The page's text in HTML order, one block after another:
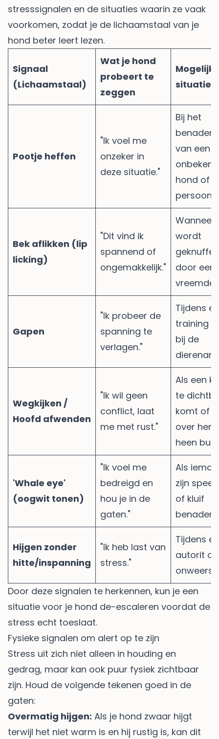
stresssignalen en de situaties waarin ze vaak
voorkomen, zodat je de lichaamstaal van je
hond beter leert lezen.
Signaal
(Lichaamstaal)
Wat je hond
probeert te
zeggen
situatie
Pootje heffen
"Ik voel me
onzeker in
deze situatie."
Bij het
van een
hond of
persoon.
Bek aflikken (lip
licking)
"Dit vind ik
spannend of
ongemakkelijk."
Wanneer
wordt
door een
vreemde.
Gapen
"Ik probeer de
spanning te
verlagen."
Tijdens
training
bij de
Wegkijken /
Hoofd afwenden
"Ik wil geen
conflict, laat
me met rust."
Als een
te dichtbij
komt of je
over hem
heen
'Whale eye'
(oogwit tonen)
"Ik voel me
bedreigd en
hou je in de
gaten."
Als
zijn
of kluif
benadert.
Hijgen zonder
hitte/inspanning
"Ik heb last van
stress."
Tijdens
autorit of
Door deze signalen te herkennen, kun je een
situatie voor je hond de-escaleren voordat de
stress echt toeslaat.
Fysieke signalen om alert op te zijn
Stress uit zich niet alleen in houding en
gedrag, maar kan ook puur fysiek zichtbaar
zijn. Houd de volgende tekenen goed in de
gaten:
Overmatig hijgen: Als je hond zwaar hijgt
terwijl het niet warm is en hij rustig is, kan dit